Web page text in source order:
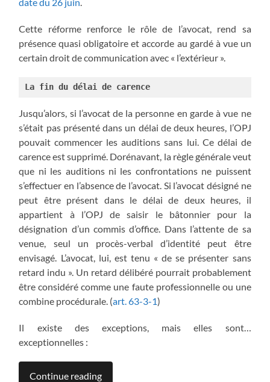
Cette réforme renforce le rôle de l’avocat, rend sa
présence quasi obligatoire et accorde au gardé à vue un
certain droit de communication avec « l’extérieur ».
La fin du délai de carence
Jusqu’alors, si l’avocat de la personne en garde à vue ne
s’était pas présenté dans un délai de deux heures, l’OPJ
pouvait commencer les auditions sans lui. Ce délai de
carence est supprimé. Dorénavant, la règle générale veut
que ni les auditions ni les confrontations ne puissent
s’effectuer en l’absence de l’avocat. Si l’avocat désigné ne
peut être présent dans le délai de deux heures, il
appartient à l’OPJ de saisir le bâtonnier pour la
désignation d’un commis d’office. Dans l’attente de sa
venue, seul un procès-verbal d’identité peut être
envisagé. L’avocat, lui, est tenu « de se présenter sans
retard indu ». Un retard délibéré pourrait probablement
être considéré comme une faute professionnelle ou une
combine procédurale. (art. 63-3-1)
Il existe des exceptions, mais elles sont…
exceptionnelles :
Continue reading